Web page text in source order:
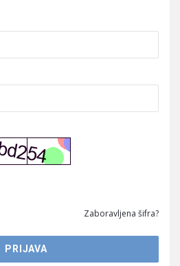
Zaboravljena šifra?